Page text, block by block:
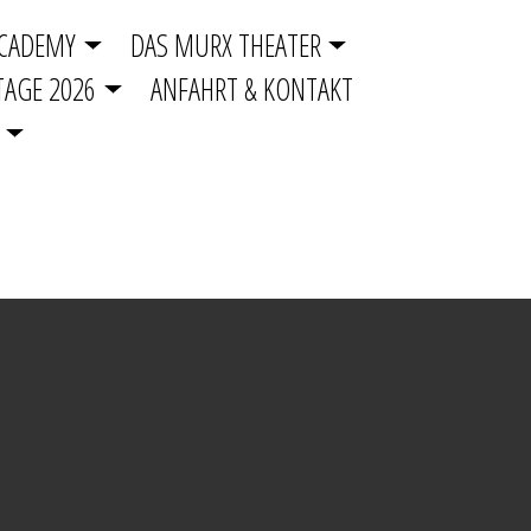
DAS MURX THEATER
2026
ANFAHRT & KONTAKT